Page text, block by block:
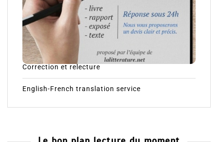
Correction et relecture
English-French translation service